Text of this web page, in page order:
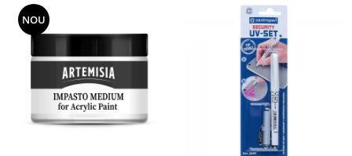
Panglici craciun
Panglici decor
Aplice decor
Sticla
NOU